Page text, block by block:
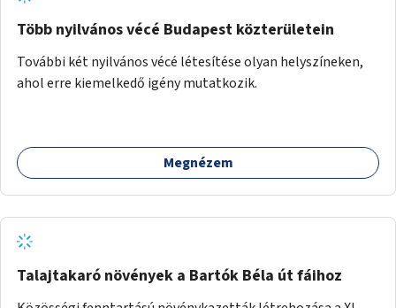
Több nyilvános vécé Budapest közterületein
További két nyilvános vécé létesítése olyan helyszíneken,
ahol erre kiemelkedő igény mutatkozik.
Megnézem
Talajtakaró növények a Bartók Béla út fáihoz